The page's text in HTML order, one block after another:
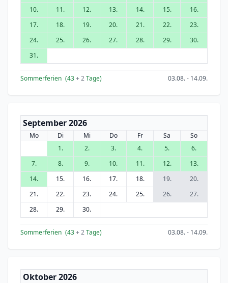
10.
11. 12. 13. 14. 15.
16.
17.
18. 19. 20. 21. 22.
23.
24.
25. 26. 27. 28. 29.
30.
31.
Sommerferien (43+ 2Tage) 03.08. - 14.09.
September 2026
Mo Di Mi Do Fr Sa
So
1.
2. 3. 4. 5.
6.
7.
8. 9. 10. 11. 12.
13.
14.
15. 16. 17. 18. 19.
20.
21.
22. 23. 24. 25. 26.
27.
28.
29. 30.
Sommerferien (43+ 2Tage) 03.08. - 14.09.
Oktober 2026